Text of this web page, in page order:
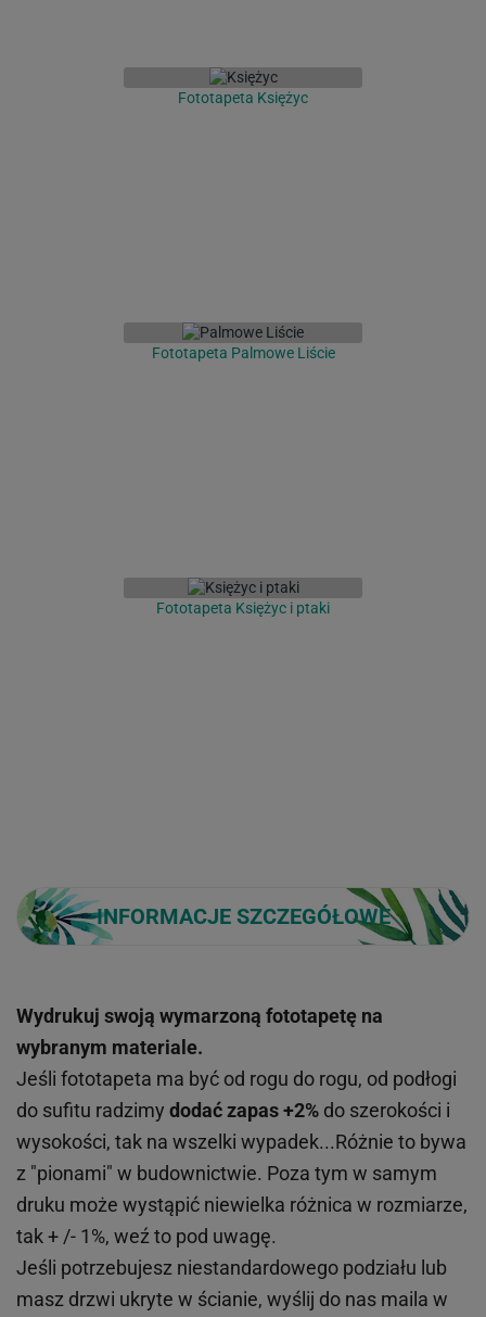
Fototapeta Księżyc
Fototapeta Palmowe Liście
Fototapeta Księżyc i ptaki
INFORMACJE SZCZEGÓŁOWE
Wydrukuj swoją wymarzoną fototapetę na
wybranym materiale.
Jeśli fototapeta ma być od rogu do rogu, od podłogi
do sufitu radzimy dodać zapas +2% do szerokości i
wysokości, tak na wszelki wypadek...Różnie to bywa
z "pionami" w budownictwie. Poza tym w samym
druku może wystąpić niewielka różnica w rozmiarze,
tak + /- 1%, weź to pod uwagę.
Jeśli potrzebujesz niestandardowego podziału lub
masz drzwi ukryte w ścianie, wyślij do nas maila w